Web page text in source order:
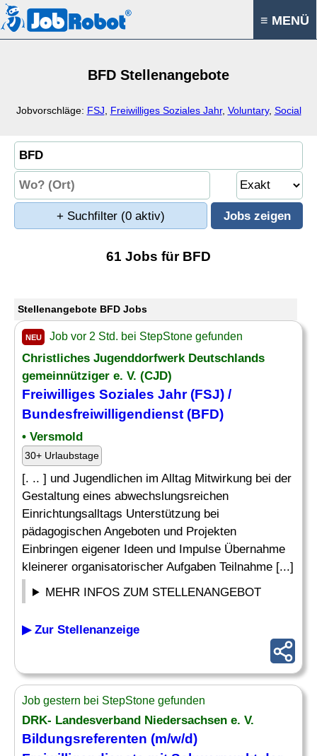
≡ MENÜ
BFD Stellenangebote
Jobvorschläge: FSJ Freiwilliges Soziales Jahr, Voluntary, Social
+ Suchfilter (0 aktiv)
61 Jobs für BFD
Stellenangebote BFD Jobs
NEU Job vor 2 Std. bei StepStone gefunden
Christliches Jugenddorfwerk Deutschlands
gemeinnütziger e. V. (CJD)
Freiwilliges Soziales Jahr (FSJ) /
Bundesfreiwilligendienst (BFD)
• Versmold
30+ Urlaubstage
[. .. ] und Jugendlichen im Alltag Mitwirkung bei der
Gestaltung eines abwechslungsreichen
Einrichtungsalltags Unterstützung bei
pädagogischen Angeboten und Projekten
Einbringen eigener Ideen und Impulse Übernahme
kleinerer organisatorischer Aufgaben Teilnahme [...]
MEHR INFOS ZUM STELLENANGEBOT
▶ Zur Stellenanzeige
Job gestern bei StepStone gefunden
DRK- Landesverband Niedersachsen e. V.
Bildungsreferenten (m/w/d)